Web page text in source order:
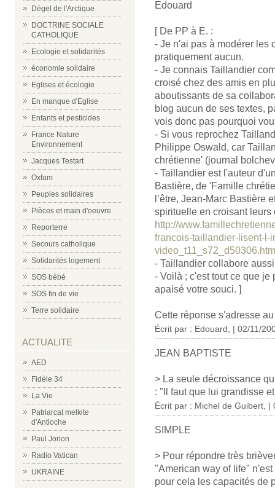
Dégel de l'Arctique
DOCTRINE SOCIALE
CATHOLIQUE
Ecologie et solidarités
économie solidaire
Eglises et écologie
En manque d'Eglise
Enfants et pesticides
France Nature
Environnement
Jacques Testart
Oxfam
Peuples solidaires
Pièces et main d'oeuvre
Reporterre
Secours catholique
Solidarités logement
SOS bébé
SOS fin de vie
Terre solidaire
ACTUALITE
AED
Fidèle 34
La Vie
Patriarcat melkite
d'Antioche
Paul Jorion
Radio Vatican
UKRAINE
Edouard
[ De PP à E. :
- Je n'ai pas à modérer les
pratiquement aucun.
- Je connais Taillandier
croisé chez des amis en
aboutissants de sa
blog aucun de ses textes,
vois donc pas pourquoi
- Si vous reprochez
Philippe Oswald, car
chrétienne' (journal
- Taillandier est l'auteur
Bastière, de 'Famille
l’être, Jean-Marc Bastière
spirituelle en croisant leurs
http://
francois-taillandier-lisent-l-
- Taillandier collabore
- Voilà ; c'est tout ce que
apaisé votre souci. ]
Cette réponse s'adresse
Écrit par : Edouard, | 02/11/
JEAN BAPTISTE
> La seule décroissance
: "Il faut que lui grandisse
Écrit par : Michel de Guibert, |
SIMPLE
> Pour répondre très
"American way of life"
pour cela les capacités de